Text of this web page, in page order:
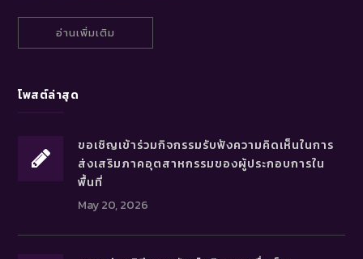
อ่านเพิ่มเติม
โพสต์ล่าสุด
ขอเชิญเข้าร่วมกิจกรรมรับฟังความคิดเห็นในการ
ส่งเสริมภาคอุตสาหกรรมของผู้ประกอบการใน
พื้นที่
May 20, 2026